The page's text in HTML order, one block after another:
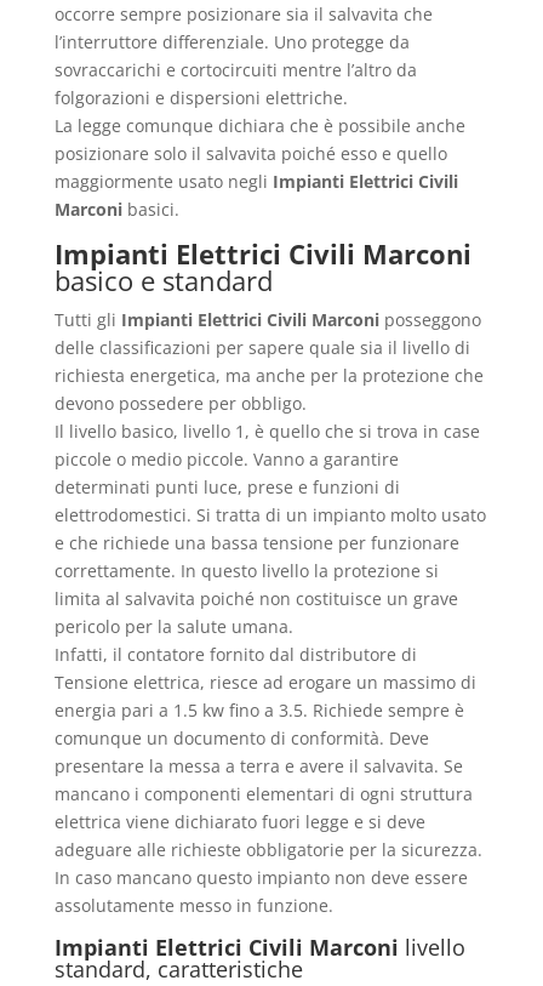
occorre sempre posizionare sia il salvavita che
l’interruttore differenziale. Uno protegge da
sovraccarichi e cortocircuiti mentre l’altro da
folgorazioni e dispersioni elettriche.
La legge comunque dichiara che è possibile anche
posizionare solo il salvavita poiché esso e quello
maggiormente usato negli Impianti Elettrici Civili
Marconibasici.
Impianti Elettrici Civili Marconi
basico e standard
Tutti gli Impianti Elettrici Civili Marconiposseggono
delle classificazioni per sapere quale sia il livello di
richiesta energetica, ma anche per la protezione che
devono possedere per obbligo.
Il livello basico, livello 1, è quello che si trova in case
piccole o medio piccole. Vanno a garantire
determinati punti luce, prese e funzioni di
elettrodomestici. Si tratta di un impianto molto usato
e che richiede una bassa tensione per funzionare
correttamente. In questo livello la protezione si
limita al salvavita poiché non costituisce un grave
pericolo per la salute umana.
Infatti, il contatore fornito dal distributore di
Tensione elettrica, riesce ad erogare un massimo di
energia pari a 1.5 kw fino a 3.5. Richiede sempre è
comunque un documento di conformità. Deve
presentare la messa a terra e avere il salvavita. Se
mancano i componenti elementari di ogni struttura
elettrica viene dichiarato fuori legge e si deve
adeguare alle richieste obbligatorie per la sicurezza.
In caso mancano questo impianto non deve essere
assolutamente messo in funzione.
Impianti Elettrici Civili Marconi livello
standard, caratteristiche